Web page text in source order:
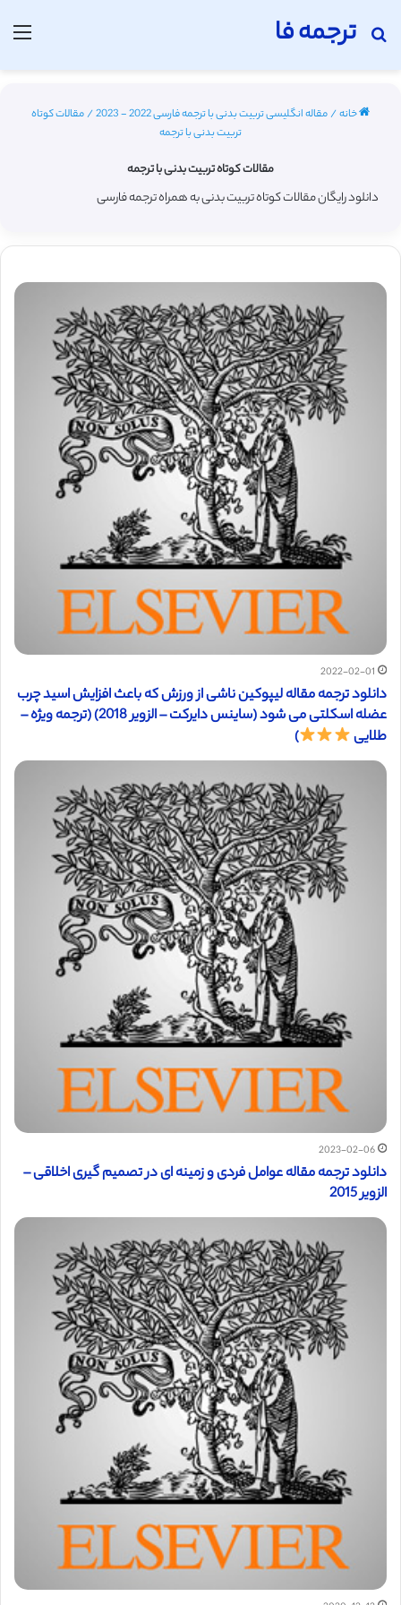
ترجمه فا
جستجو برای
خانه/مقاله انگلیسی تربیت بدنی با ترجمه فارسی 2022 - 2023 /مقالات کوتاه
تربیت بدنی با ترجمه
مقالات کوتاه تربیت بدنی با ترجمه
دانلود رایگان مقالات کوتاه تربیت بدنی به همراه ترجمه فارسی
2022-02-01
دانلود ترجمه مقاله لیپوکین ناشی از ورزش که باعث افزایش اسید چرب
عضله اسکلتی می شود (ساینس دایرکت – الزویر 2018) (ترجمه ویژه –
طلایی
)
2023-02-06
دانلود ترجمه مقاله عوامل فردی و زمینه ای در تصمیم گیری اخلاقی –
الزویر 2015